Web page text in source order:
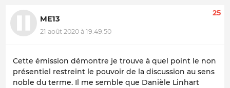
ME13
21 août 2020 à 19:49:50
25
Cette émission démontre je trouve à quel point le non
présentiel restreint le pouvoir de la discussion au sens
noble du terme. Il me semble que Danièle Linhart